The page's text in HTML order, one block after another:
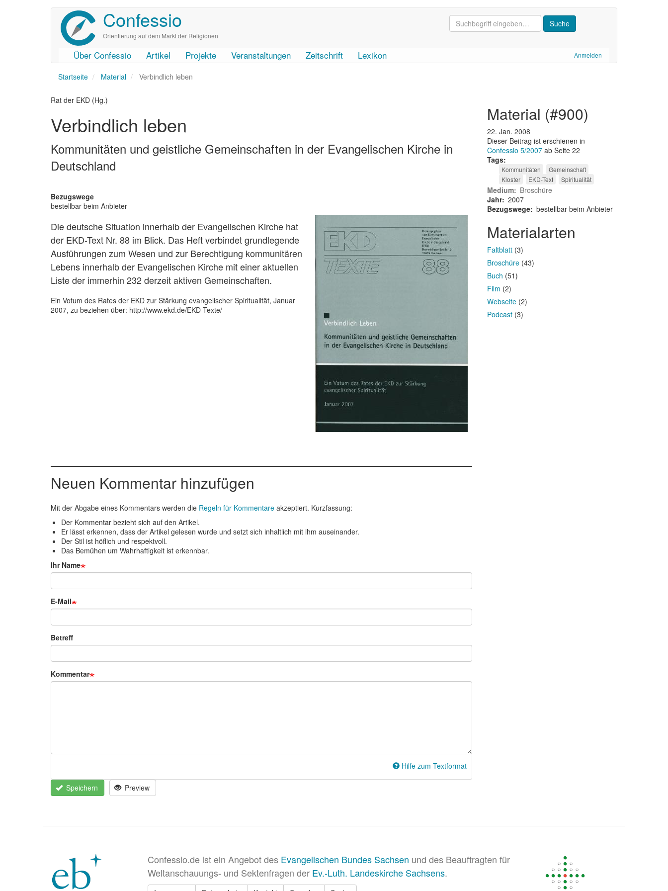
Confessio
Orientierung auf dem Markt der Religionen
User
account
menu
Anmelden
Main
navigation
Über Confessio Artikel Projekte Veranstaltungen Zeitschrift Lexikon
Startseite Material Verbindlich leben
Rat der EKD (Hg.)
Verbindlich leben
Kommunitäten und geistliche Gemeinschaften in der Evangelischen Kirche in
Deutschland
Bezugswege
bestellbar beim Anbieter
Die deutsche Situation innerhalb der Evangelischen Kirche hat
der EKD-Text Nr. 88 im Blick. Das Heft verbindet grundlegende
Ausführungen zum Wesen und zur Berechtigung kommunitären
Lebens innerhalb der Evangelischen Kirche mit einer aktuellen
Liste der immerhin 232 derzeit aktiven Gemeinschaften.
Ein Votum des Rates der EKD zur Stärkung evangelischer Spiritualität, Januar
2007, zu beziehen über: http://www.ekd.de/EKD-Texte/
Neuen Kommentar hinzufügen
Mit der Abgabe eines Kommentars werden die Regeln für Kommentare akzeptiert. Kurzfassung:
Der Kommentar bezieht sich auf den Artikel.
Er lässt erkennen, dass der Artikel gelesen wurde und setzt sich inhaltlich mit ihm auseinander.
Der Stil ist höflich und respektvoll.
Das Bemühen um Wahrhaftigkeit ist erkennbar.
Ihr Name
E-Mail
Betreff
Kommentar
Hilfe zum Textformat
Speichern Preview
material (#900)
22. Jan. 2008
Dieser Beitrag ist erschienen in
Confessio 5/2007 ab Seite 22
Tags
Kommunitäten
Gemeinschaft
Kloster
EKD-Text Spiritualität
Medium
Broschüre
Jahr
2007
Bezugswege
bestellbar beim Anbieter
Materialarten
Faltblatt(3)
Broschüre(43)
Buch (51)
Film (2)
Webseite(2)
Podcast(3)
Confessio.de ist ein Angebot des Evangelischen Bundes Sachsen und des Beauftragten für
Weltanschauungs- und Sektenfragen der Ev.-Luth. Landeskirche Sachsens.